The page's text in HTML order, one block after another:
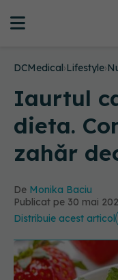
DCMedical›Lifestyle›
Iaurtul
dieta.
zahăr
De Monika Baciu
Publicat pe 30 mai
Distribuie acest articol